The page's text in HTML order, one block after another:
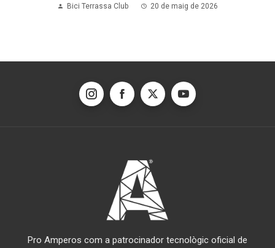
Bici Terrassa Club 20 de maig de 2026
Pro Amperos com a patrocinador tecnològic oficial de